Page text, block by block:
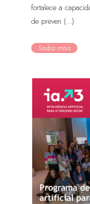
fortalece a
de preven (...)
Saiba mais